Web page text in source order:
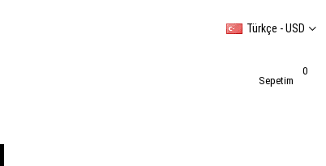
Türkçe - USD
Sepetim
0